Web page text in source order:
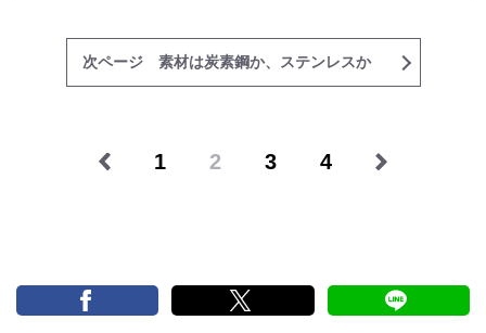
次ページ 素材は炭素鋼か、ステンレスか
1 2 3 4